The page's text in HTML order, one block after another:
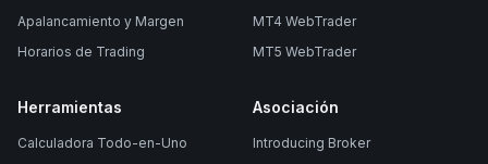
Apalancamiento y Margen
Horarios de Trading
MT4 WebTrader
MT5 WebTrader
Herramientas
Calculadora Todo-en-Uno
Asociación
Introducing Broker